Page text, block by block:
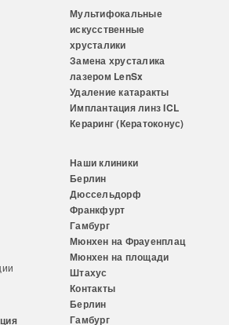
Мультифокальные
искусственные
хрусталики
Замена хрусталика
лазером LenSx
Удаление катаракты
Имплантация линз ICL
Кераринг (Кератоконус)
Наши клиники
Берлин
Дюссельдорф
Франкфурт
Гамбург
Мюнхен на Фрауенплац
Мюнхен на площади
Штахус
Контакты
Берлин
Гамбург